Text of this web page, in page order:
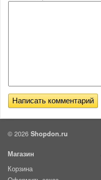
© 2026 Shopdon.ru
Магазин
Корзина